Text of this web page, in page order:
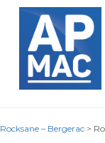
Rocksane – Bergerac >